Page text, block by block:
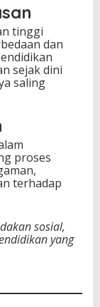
tinggi
dan
sejak dini
saling
proses
terhadap
sosial,
yang